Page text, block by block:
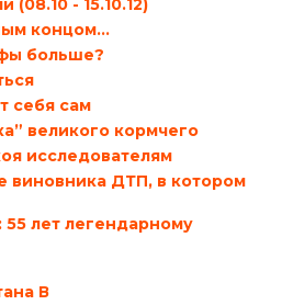
(08.10 - 15.10.12)
концом…
больше?
себя сам
великого кормчего
исследователям
виновника ДТП, в котором
55 лет легендарному
В